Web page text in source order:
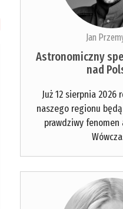
Jan
Astronomiczny
nad
Już 12 sierpnia 2026
naszego regionu
prawdziwy fenomen